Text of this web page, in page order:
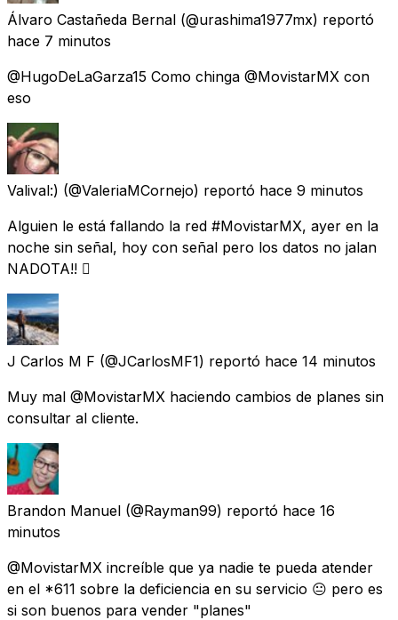
Álvaro Castañeda Bernal (@urashima1977mx) reportó
hace 7 minutos
@HugoDeLaGarza15 Como chinga @MovistarMX con
eso
Valival:) (@ValeriaMCornejo) reportó hace 9 minutos
Alguien le está fallando la red #MovistarMX, ayer en la
noche sin señal, hoy con señal pero los datos no jalan
NADOTA!! 🫪
J Carlos M F (@JCarlosMF1) reportó hace 14 minutos
Muy mal @MovistarMX haciendo cambios de planes sin
consultar al cliente.
Brandon Manuel (@Rayman99) reportó hace 16
minutos
@MovistarMX increíble que ya nadie te pueda atender
en el *611 sobre la deficiencia en su servicio 😐 pero es
si son buenos para vender "planes"